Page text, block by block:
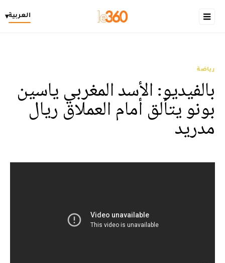
العربية▾
رياضة
بالفيديو: الأسد المغربي ياسين
بونو يتألق أمام العملاق ريال
مدريد